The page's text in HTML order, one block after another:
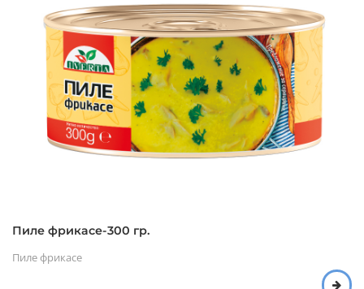
Пиле фрикасе-300 гр.
Пиле фрикасе